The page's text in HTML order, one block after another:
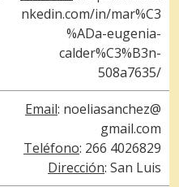
nkedin.com/in/mar%C3
%ADa-eugenia-
calder%C3%B3n-
508a7635/
Email: noeliasanchez@
gmail.com
Teléfono: 266 4026829
Dirección: San Luis